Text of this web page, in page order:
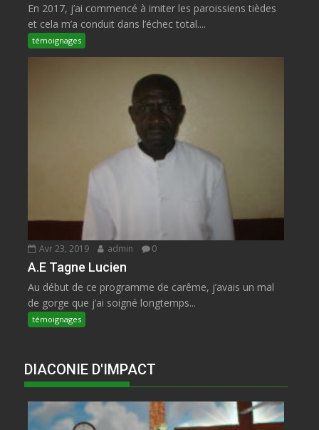
En 2017, j’ai commencé à imiter les paroissiens tièdes
et cela m’a conduit dans l’échec total....
témoignages
Avr 23, 2019 admin 0
A.E Tagne Lucien
Au début de ce programme de carême, j’avais un mal
de gorge que j’ai soigné longtemps...
témoignages
DIACONIE D'IMPACT